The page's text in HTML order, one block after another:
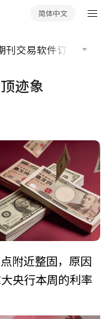
简体中文
刊交易软件订单流
迹象
附近整固，原因
央行本周的利率